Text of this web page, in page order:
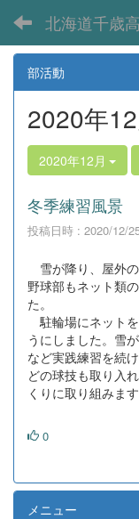
北海道千歳
部活動
2020年
2020年12月
冬季練習風景
投稿日時 : 2020/12/
雪が降り、屋外の
野球部もネット類
た。
駐輪場にネット
うにしました。雪
など実践練習を続
どの球技も取り入
くりに取り組みます
0
メニュー